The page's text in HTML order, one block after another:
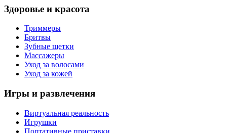
Здоровье и красота
Триммеры
Бритвы
Зубные щетки
Массажеры
Уход за волосами
Уход за кожей
Игры и развлечения
Виртуальная реальность
Игрушки
Портативные приставки